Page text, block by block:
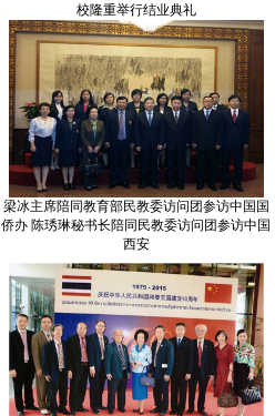
校隆重举行结业典礼
梁冰主席陪同教育部民教委访问团参访中国国
侨办 陈琇琳秘书长陪同民教委访问团参访中国
西安